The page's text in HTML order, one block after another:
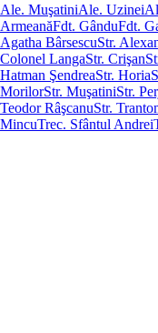
Ale. MuşatiniAle. Uzinei
ArmeanăFdt. GânduFdt.
Agatha BârsescuStr.
Colonel LangaStr. Crişan
Hatman ŞendreaStr. Horia
MorilorStr. MuşatiniStr.
Teodor RâşcanuStr.
MincuTrec. Sfântul Andrei